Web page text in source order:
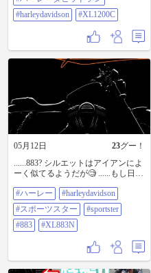
#harleydavidson
#XL1200C
05月12日 23グー！
......883? シルエットはアイアンによ
ーく似てるようだが🧐 ......もし日本
ね😑 #ハーレー #harleydavidson #ス
ポーツスター #sportster #883
#XL883N
#ハーレー
#harleydavidson
#スポーツスター
#sportster
#883
#XL883N